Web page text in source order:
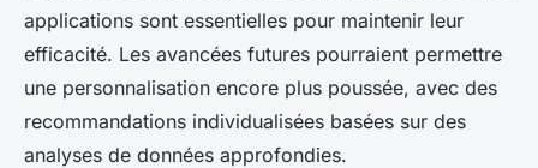
applications sont essentielles pour maintenir leur
efficacité. Les avancées futures pourraient permettre
une personnalisation encore plus poussée, avec des
recommandations individualisées basées sur des
analyses de données approfondies.